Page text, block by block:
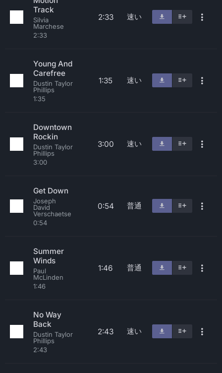
Track
Silvia
Marchese
2:33
2:33 速い
Young And
Carefree
Dustin Taylor
Phillips
1:35
1:35 速い
Downtown
Rockin
Dustin Taylor
Phillips
3:00
3:00 速い
Get Down
Joseph
David
Verschaetse
0:54
0:54 普通
Summer
Winds
Paul
McLinden
1:46
1:46 普通
No Way
Back
Dustin Taylor
Phillips
2:43
2:43 速い